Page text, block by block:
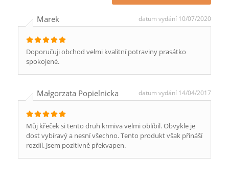
Marek datum vydání 10/07/2020
Doporučuji obchod velmi kvalitní potraviny prasátko
spokojené.
Małgorzata Popielnicka datum vydání 14/04/2017
Můj křeček si tento druh krmiva velmi oblíbil. Obvykle je
dost vybíravý a nesní všechno. Tento produkt však přináší
rozdíl. Jsem pozitivně překvapen.